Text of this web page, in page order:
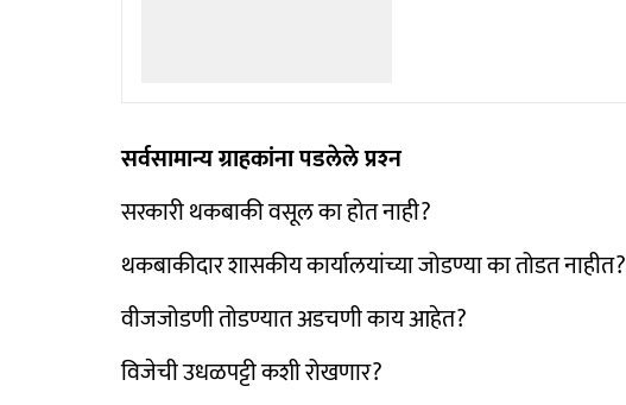
सर्वसामान्य ग्राहकांना पडलेले प्रश्‍न
सरकारी थकबाकी वसूल का होत नाही?
थकबाकीदार शासकीय कार्यालयांच्या जोडण्या का तोडत नाहीत?
वीजजोडणी तोडण्यात अडचणी काय आहेत?
विजेची उधळपट्टी कशी रोखणार?